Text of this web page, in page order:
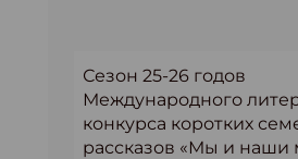
Сезон 25-26 годов
Международного
конкурса коротких
рассказов «Мы и наши